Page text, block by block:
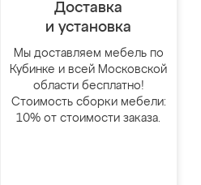
Доставка
и установка
Мы доставляем мебель по
Кубинке и всей Московской
области бесплатно!
Стоимость сборки мебели:
10% от стоимости заказа.